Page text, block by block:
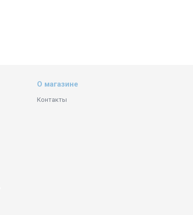
О магазине
Контакты